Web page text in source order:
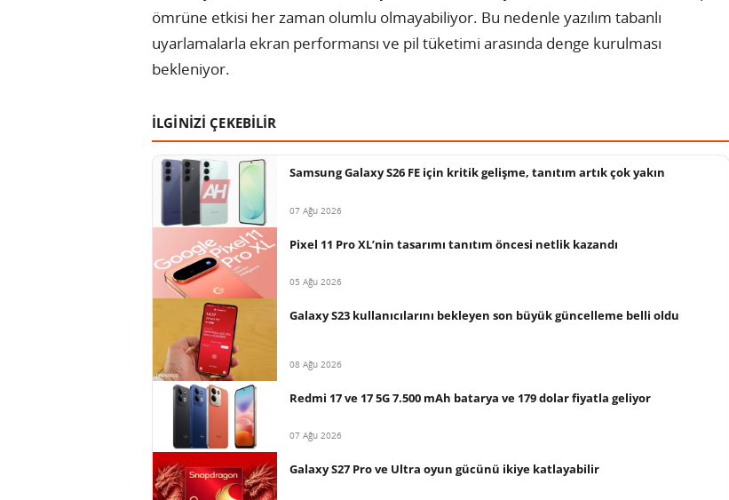
ömrüne etkisi her zaman olumlu olmayabiliyor. Bu nedenle yazılım tabanlı
uyarlamalarla ekran performansı ve pil tüketimi arasında denge kurulması
bekleniyor.
İLGİNİZİ ÇEKEBİLİR
Samsung Galaxy S26 FE için kritik gelişme, tanıtım artık çok yakın
07 Ağu 2026
Pixel 11 Pro XL’nin tasarımı tanıtım öncesi netlik kazandı
05 Ağu 2026
Galaxy S23 kullanıcılarını bekleyen son büyük güncelleme belli oldu
08 Ağu 2026
Redmi 17 ve 17 5G 7.500 mAh batarya ve 179 dolar fiyatla geliyor
07 Ağu 2026
Galaxy S27 Pro ve Ultra oyun gücünü ikiye katlayabilir